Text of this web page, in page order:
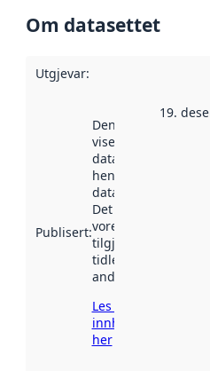
Om datasettet
Utgjevar:
Publisert:
Denne datoen
viser når
datasettet vart
henta inn av
data.norge.no.
Det kan ha
vore
tilgjengeleg
tidlegare
andre stader.
Les meir om
innhenting
her
19.